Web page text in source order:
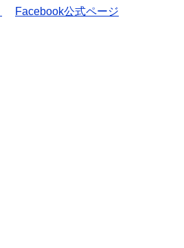
Facebook公式ページ